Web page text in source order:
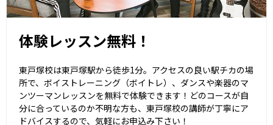
体験レッスン無料！
東戸塚校は東戸塚駅から徒歩1分。アクセスの良い駅チカの場
所で、ボイストレーニング（ボイトレ）、ダンスや楽器のマ
ンツーマンレッスンを無料で体験できます！どのコースが自
分に合っているのか不明な方も、東戸塚校の講師が丁寧にア
ドバイスするので、気軽にお申込み下さい！